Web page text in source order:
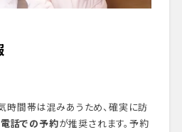
時間帯は混みあうため、確実に訪
話での予約が推奨されます。予約